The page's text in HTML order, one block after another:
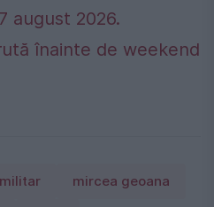
august 2026.
înainte de weekend
militar mircea geoana